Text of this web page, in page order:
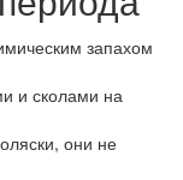
запахом
и сколами на
они не